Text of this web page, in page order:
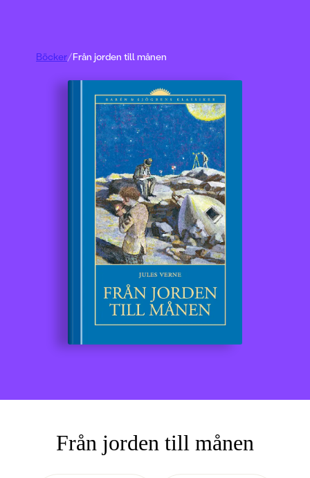
Från jorden till månen
Böcker/Från jorden till månen